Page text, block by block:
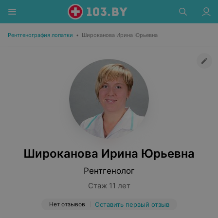
Рентгенография лопатки • Широканова Ирина Юрьевна
Широканова Ирина Юрьевна
Рентгенолог
Стаж 11 лет
Нет отзывов Оставить первый отзыв